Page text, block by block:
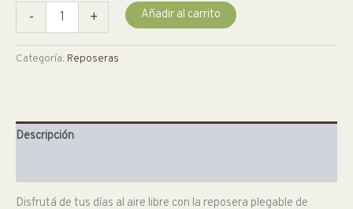
-
Reposera
Azul-
+ Añadir al carrito
Categoría: Reposeras
Descripción
Disfrutá de tus días al aire libre con la reposera plegable de